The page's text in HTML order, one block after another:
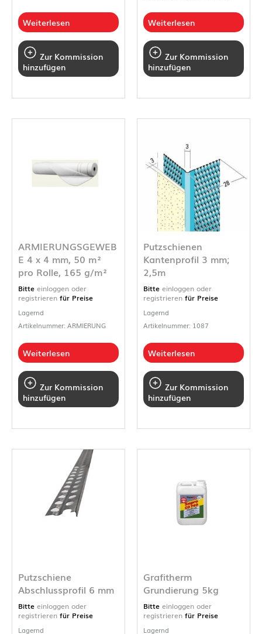
Weiterlesen
Zur Kommission
hinzufügen
Weiterlesen
Zur Kommission
hinzufügen
ARMIERUNGSGEWEB
E 4 x 4 mm, 50 m²
pro Rolle, 165 g/m²
Bitte einloggen oder
registrieren für Preise
Lagernd
Artikelnummer: ARMIERUNG
Weiterlesen
Zur Kommission
hinzufügen
Putzschienen
Kantenprofil 3 mm;
2,5m
Bitte einloggen oder
registrieren für Preise
Lagernd
Artikelnummer: 1087
Weiterlesen
Zur Kommission
hinzufügen
Putzschiene
Abschlussprofil 6 mm
Bitte einloggen oder
registrieren für Preise
Lagernd
Grafitherm
Grundierung 5kg
Bitte einloggen oder
registrieren für Preise
Lagernd